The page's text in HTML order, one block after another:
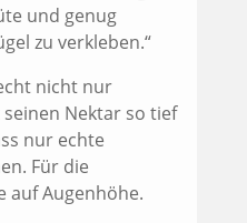
und genug
zu verkleben.“
nicht nur
Nektar so tief
nur echte
Für die
auf Augenhöhe.